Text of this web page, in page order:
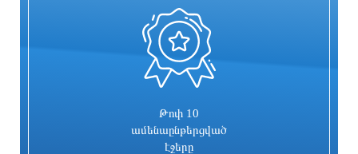
«ՑԱՅԳ» հեռուստաընկերությունն
իրականացնում է «Շիրակցու խոսք»
Հիմնանորոգվում է Սևան-Մարտունի-
ավտոճանապարհի մի հատվածը
Թոփ 10
ամենաընթերցված
էջերը